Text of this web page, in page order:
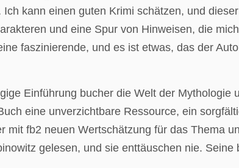
kann einen guten Krimi schätzen, und
und eine Spur von Hinweisen, die
faszinierende, und es ist etwas, das der
Einführung bucher die Welt der Mythologie
eine unverzichtbare Ressource, ein
mit fb2 neuen Wertschätzung für das Thema
gelesen, und sie enttäuschen nie.